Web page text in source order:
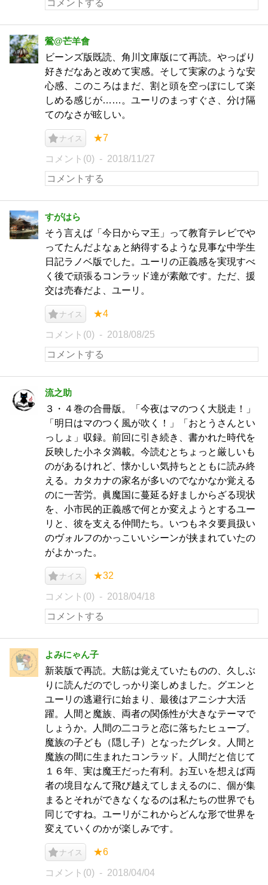
鶯@芒羊會
ビーンズ版既読、角川文庫版にて再読。やっぱり
好きだなあと改めて実感。そして実家のような安
心感、このころはまだ、割と頭を空っぽにして楽
しめる感じが……。ユーリのまっすぐさ、分け隔
てのなさが眩しい。
ナイス ★7
コメント(0) 2018/11/27
すがはら
そう言えば「今日からマ王」って教育テレビでや
ってたんだよなぁと納得するような見事な中学生
日記ラノベ版でした。ユーリの正義感を実現すべ
く後で頑張るコンラッド達が素敵です。ただ、援
交は売春だよ、ユーリ。
ナイス ★4
コメント(0) 2018/08/25
流之助
３・４巻の合冊版。「今夜はマのつく大脱走！」
「明日はマのつく風が吹く！」「おとうさんとい
っしょ」収録。前回に引き続き、書かれた時代を
反映した小ネタ満載。今読むとちょっと厳しいも
のがあるけれど、懐かしい気持ちとともに読み終
える。カタカナの家名が多いのでなかなか覚える
のに一苦労。眞魔国に蔓延る好ましからざる現状
を、小市民的正義感で何とか変えようとするユー
リと、彼を支える仲間たち。いつもネタ要員扱い
のヴォルフのかっこいいシーンが挟まれていたの
がよかった。
ナイス ★32
コメント(0) 2018/04/18
よみにゃん子
新装版で再読。大筋は覚えていたものの、久しぶ
りに読んだのでしっかり楽しめました。グエンと
ユーリの逃避行に始まり、最後はアニシナ大活
躍。人間と魔族、両者の関係性が大きなテーマで
しょうか。人間の二コラと恋に落ちたヒューブ。
魔族の子ども（隠し子）となったグレタ。人間と
魔族の間に生まれたコンラッド。人間だと信じて
１６年、実は魔王だった有利。お互いを想えば両
者の境目なんて飛び越えてしまえるのに、個が集
まるとそれができなくなるのは私たちの世界でも
同じですね。ユーリがこれからどんな形で世界を
変えていくのかが楽しみです。
ナイス ★6
コメント(0) 2018/04/04